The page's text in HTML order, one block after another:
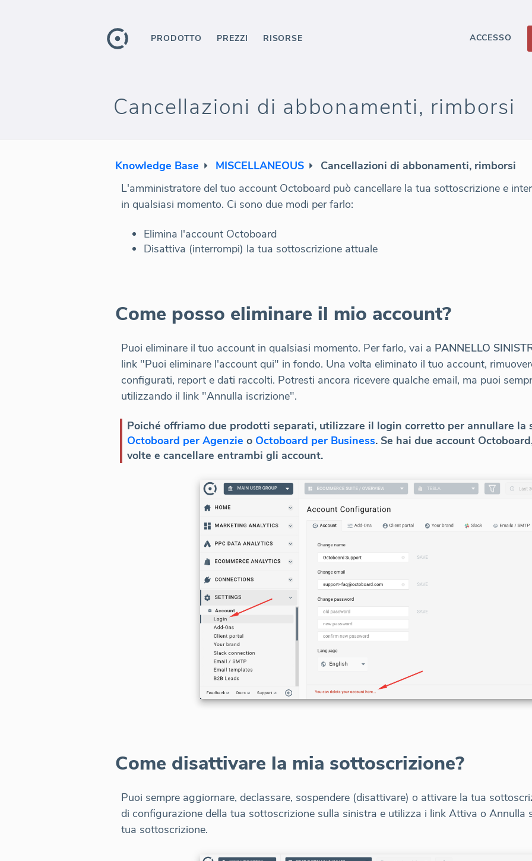
PRODOTTO PREZZI RISORSE ACCESSO
Cancellazioni di abbonamenti, rimborsi
Knowledge Base MISCELLANEOUS
Cancellazioni di abbonamenti, rimborsi
L'amministratore del tuo account Octoboard può cancellare la tua sottoscrizione e
in qualsiasi momento. Ci sono due modi per farlo:
Elimina l'account Octoboard
Disattiva (interrompi) la tua sottoscrizione attuale
Come posso eliminare il mio account?
Puoi eliminare il tuo account in qualsiasi momento. Per farlo, vai a PANNELLO
link "Puoi eliminare l'account qui" in fondo. Una volta eliminato il tuo account,
configurati, report e dati raccolti. Potresti ancora ricevere qualche email, ma puoi
utilizzando il link "Annulla iscrizione".
Poiché offriamo due prodotti separati, utilizzare il login corretto per annullare la
Octoboard per Agenzie o Octoboard per Business. Se hai due account
volte e cancellare entrambi gli account.
Come disattivare la mia sottoscrizione?
Puoi sempre aggiornare, declassare, sospendere (disattivare) o attivare la tua
di configurazione della tua sottoscrizione sulla sinistra e utilizza i link Attiva o Annulla
tua sottoscrizione.